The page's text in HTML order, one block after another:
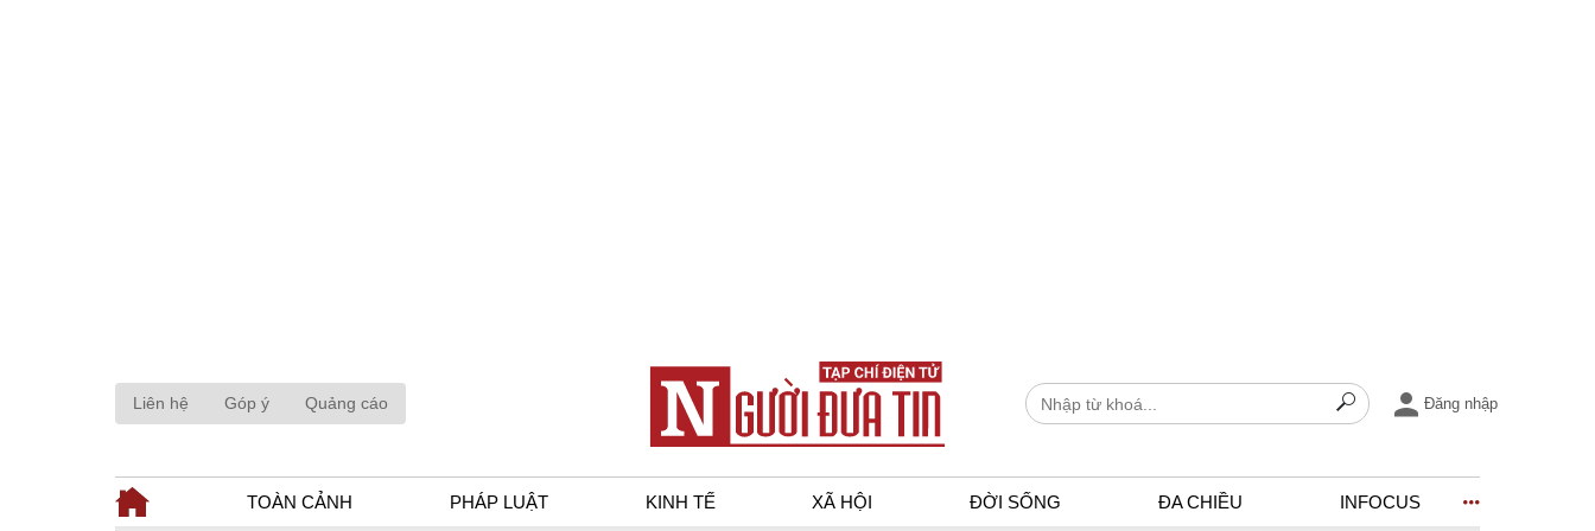
Liên hệ Góp ý Quảng cáo Đăng nhập
TOÀN CẢNH PHÁP LUẬT KINH TẾ XÃ HỘI ĐỜI SỐNG ĐA CHIỀU INFOCUS